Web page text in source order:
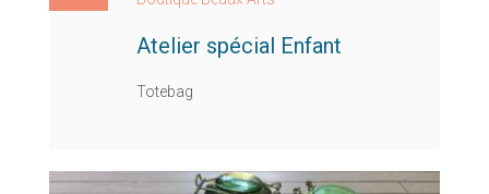
Atelier spécial Enfant
Totebag